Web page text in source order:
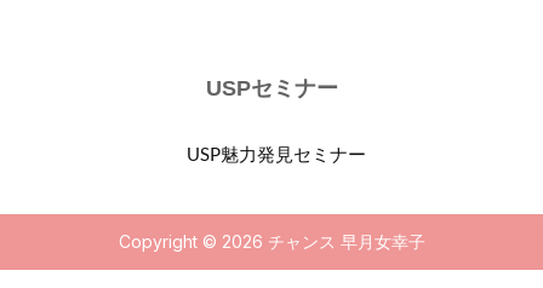
USPセミナー
USP魅力発見セミナー
Copyright © 2026 チャンス 早月女幸子